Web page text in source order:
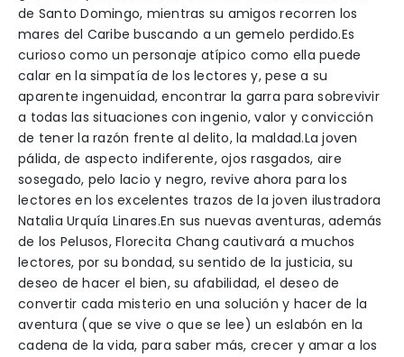
de Santo Domingo, mientras su amigos recorren los
mares del Caribe buscando a un gemelo perdido.Es
curioso como un personaje atípico como ella puede
calar en la simpatía de los lectores y, pese a su
aparente ingenuidad, encontrar la garra para sobrevivir
a todas las situaciones con ingenio, valor y convicción
de tener la razón frente al delito, la maldad.La joven
pálida, de aspecto indiferente, ojos rasgados, aire
sosegado, pelo lacio y negro, revive ahora para los
lectores en los excelentes trazos de la joven ilustradora
Natalia Urquía Linares.En sus nuevas aventuras, además
de los Pelusos, Florecita Chang cautivará a muchos
lectores, por su bondad, su sentido de la justicia, su
deseo de hacer el bien, su afabilidad, el deseo de
convertir cada misterio en una solución y hacer de la
aventura (que se vive o que se lee) un eslabón en la
cadena de la vida, para saber más, crecer y amar a los